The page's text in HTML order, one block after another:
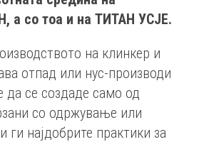
а со тоа и на ТИТАН УСЈЕ.
на клинкер и
отпад или нус-производи
да се создаде само од
со одржување или
ги најдобрите практики за